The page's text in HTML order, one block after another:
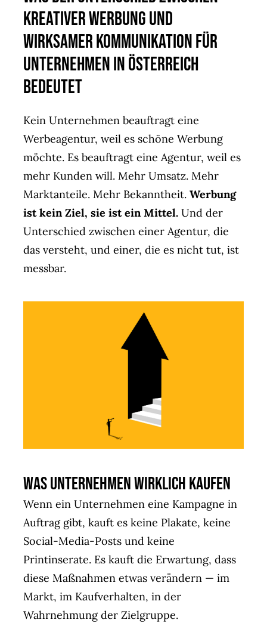
Kontakt
kreativer Werbung und
wirksamer Kommunikation für
Unternehmen in Österreich
bedeutet
Kein Unternehmen beauftragt eine
Werbeagentur, weil es schöne Werbung
möchte. Es beauftragt eine Agentur, weil es
mehr Kunden will. Mehr Umsatz. Mehr
Marktanteile. Mehr Bekanntheit. Werbung
ist kein Ziel, sie ist ein Mittel.Und der
Unterschied zwischen einer Agentur, die
das versteht, und einer, die es nicht tut, ist
messbar.
Was Unternehmen wirklich kaufen
Wenn ein Unternehmen eine Kampagne in
Auftrag gibt, kauft es keine Plakate, keine
Social-Media-Posts und keine
Printinserate. Es kauft die Erwartung, dass
diese Maßnahmen etwas verändern — im
Markt, im Kaufverhalten, in der
Wahrnehmung der Zielgruppe.